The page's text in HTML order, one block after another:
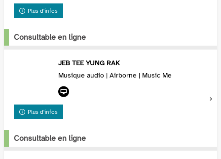
Plus d'infos
Consultable en ligne
JEB TEE YUNG RAK
Musique audio | Airborne | Music Me
Plus d'infos
Consultable en ligne